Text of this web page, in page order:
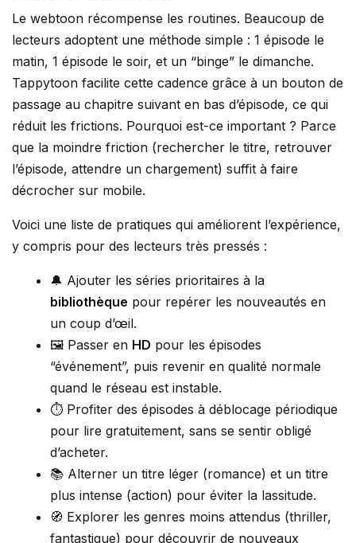
Le webtoon récompense les routines. Beaucoup de
lecteurs adoptent une méthode simple : 1 épisode le
matin, 1 épisode le soir, et un “binge” le dimanche.
Tappytoon facilite cette cadence grâce à un bouton de
passage au chapitre suivant en bas d’épisode, ce qui
réduit les frictions. Pourquoi est-ce important ? Parce
que la moindre friction (rechercher le titre, retrouver
l’épisode, attendre un chargement) suffit à faire
décrocher sur mobile.
Voici une liste de pratiques qui améliorent l’expérience,
y compris pour des lecteurs très pressés :
🔔 Ajouter les séries prioritaires à la
bibliothèque pour repérer les nouveautés en
un coup d’œil.
🖼️ Passer en HD pour les épisodes
“événement”, puis revenir en qualité normale
quand le réseau est instable.
⏱️ Profiter des épisodes à déblocage périodique
pour lire gratuitement, sans se sentir obligé
d’acheter.
📚 Alterner un titre léger (romance) et un titre
plus intense (action) pour éviter la lassitude.
🧭 Explorer les genres moins attendus (thriller,
fantastique) pour découvrir de nouveaux